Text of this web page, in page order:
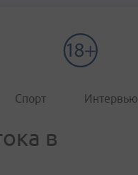
Спорт Интервью
в